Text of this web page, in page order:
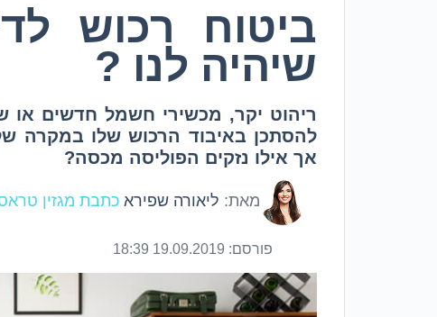
ביטוח רכוש
שיהיה לנו ?
ריהוט יקר, מכשירי חשמל חדשים או
להסתכן באיבוד הרכוש שלו במקרה
אך אילו נזקים הפוליסה מכסה?
מאת: ליאורה שפירא כתבת מגזין
פורסם: 19.09.2019 18:39